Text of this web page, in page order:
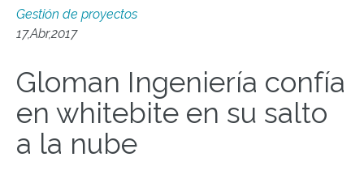
Gestión de proyectos
17,Abr,2017
Gloman Ingeniería confía
en whitebite en su salto
a la nube